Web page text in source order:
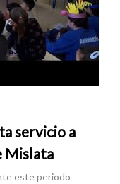
servicio a
Mislata
este periodo